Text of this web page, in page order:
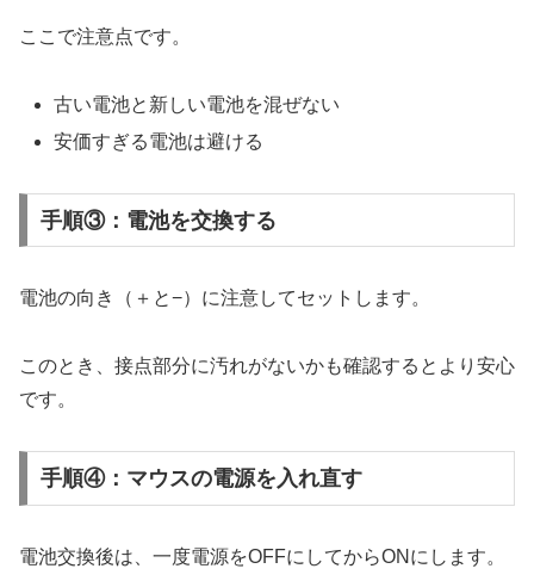
ここで注意点です。
古い電池と新しい電池を混ぜない
安価すぎる電池は避ける
手順③：電池を交換する
電池の向き（＋と−）に注意してセットします。
このとき、接点部分に汚れがないかも確認するとより安心
です。
手順④：マウスの電源を入れ直す
電池交換後は、一度電源をOFFにしてからONにします。